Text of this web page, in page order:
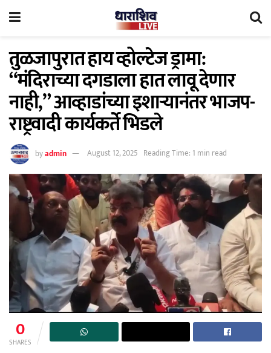
तुळजापुरात हाय व्होल्टेज ड्रामा:
“मंदिराच्या दगडाला हात लावू देणार
नाही,” आव्हाडांच्या इशाऱ्यानंतर भाजप-
राष्ट्रवादी कार्यकर्ते भिडले
byadmin August 12, 2025 Reading Time: 1 min read
0
SHARES